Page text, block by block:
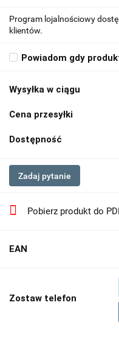
Program lojalnościowy
klientów.
Powiadom gdy
Wysyłka w ciągu
Cena przesyłki
Dostępność
Zadaj pytanie
Pobierz produkt do
EAN
Zostaw telefon